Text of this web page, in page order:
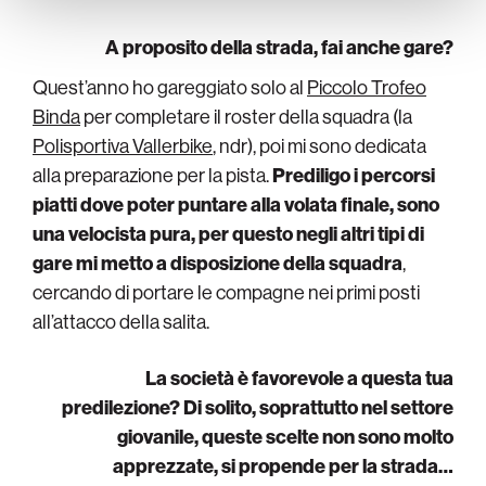
A proposito della strada, fai anche gare?
Quest’anno ho gareggiato solo al Piccolo Trofeo
Bindaper completare il roster della squadra (la
Polisportiva Vallerbike, ndr), poi mi sono dedicata
alla preparazione per la pista.Prediligo i percorsi
piatti dove poter puntare alla volata finale, sono
una velocista pura, per questo negli altri tipi di
gare mi metto a disposizione della squadra,
cercando di portare le compagne nei primi posti
all’attacco della salita.
La società è favorevole a questa tua
predilezione? Di solito, soprattutto nel settore
giovanile, queste scelte non sono molto
apprezzate, si propende per la strada…